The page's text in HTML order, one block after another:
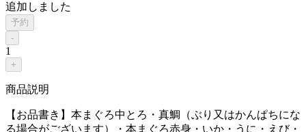
追加しました
予約
-
1
+
商品説明
【お品書き】本まぐろ中とろ・真鯛（ぶり又はかんぱちにな
る場合がございます）・本まぐろ赤身・いか・うに・えび・